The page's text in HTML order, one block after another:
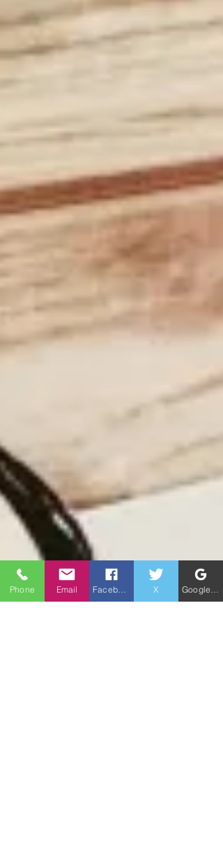
Phone Email X